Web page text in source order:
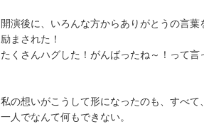
開演後に、いろんな方からありがとうの言葉
励まされた！
たくさんハグした！がんばったね～！って言
私の想いがこうして形になったのも、すべて
一人でなんて何もできない。